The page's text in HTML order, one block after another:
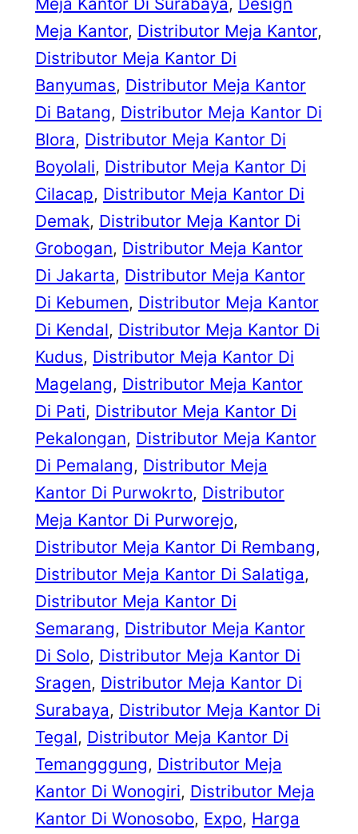
Meja Kantor, Distributor Meja Kantor
Distributor Meja Kantor Di
Banyumas, Distributor Meja Kantor
Di Batang, Distributor Meja Kantor Di
Blora, Distributor Meja Kantor Di
Boyolali, Distributor Meja Kantor Di
Cilacap, Distributor Meja Kantor Di
Demak, Distributor Meja Kantor Di
Grobogan, Distributor Meja Kantor
Di Jakarta, Distributor Meja Kantor
Di Kebumen, Distributor Meja Kantor
Di Kendal, Distributor Meja Kantor Di
Kudus, Distributor Meja Kantor Di
Magelang, Distributor Meja Kantor
Di Pati, Distributor Meja Kantor Di
Pekalongan, Distributor Meja Kantor
Di Pemalang, Distributor Meja
Kantor Di Purwokrto, Distributor
Meja Kantor Di Purworejo
Distributor Meja Kantor Di Rembang
Distributor Meja Kantor Di Salatiga
Distributor Meja Kantor Di
Semarang, Distributor Meja Kantor
Di Solo, Distributor Meja Kantor Di
Sragen, Distributor Meja Kantor Di
Surabaya, Distributor Meja Kantor Di
Tegal, Distributor Meja Kantor Di
Temangggung, Distributor Meja
Kantor Di Wonogiri, Distributor Meja
Kantor Di Wonosobo, Expo, Harga